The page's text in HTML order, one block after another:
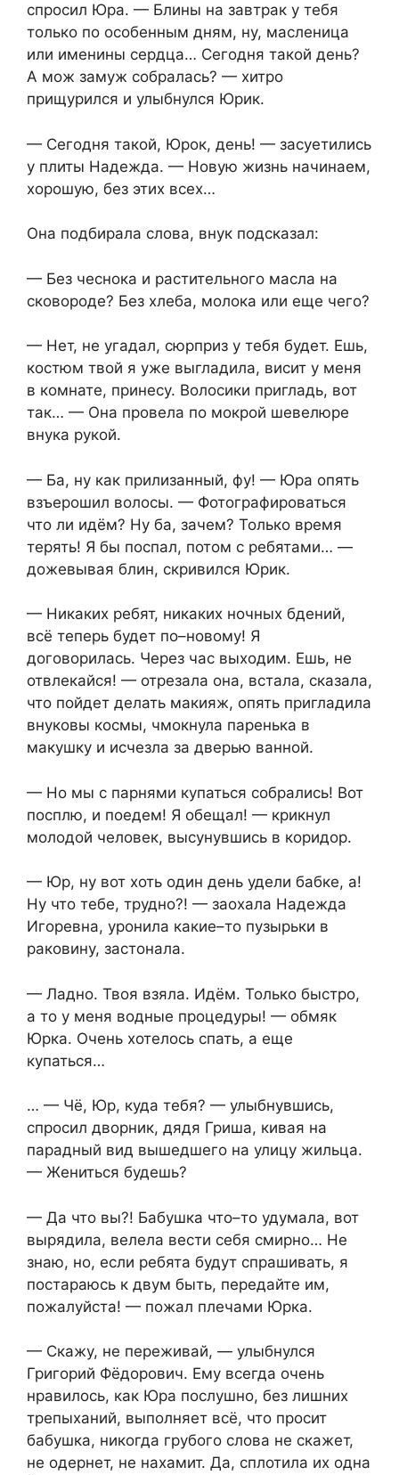
спросил Юра. — Блины на завтрак у тебя
только по особенным дням, ну, масленица
или именины сердца… Сегодня такой день?
А мож замуж собралась? — хитро
прищурился и улыбнулся Юрик.
— Сегодня такой, Юрок, день! — засуетились
у плиты Надежда. — Новую жизнь начинаем,
хорошую, без этих всех…
Она подбирала слова, внук подсказал:
— Без чеснока и растительного масла на
сковороде? Без хлеба, молока или еще чего?
— Нет, не угадал, сюрприз у тебя будет. Ешь,
костюм твой я уже выгладила, висит у меня
в комнате, принесу. Волосики пригладь, вот
так… — Она провела по мокрой шевелюре
внука рукой.
— Ба, ну как прилизанный, фу! — Юра опять
взъерошил волосы. — Фотографироваться
что ли идём? Ну ба, зачем? Только время
терять! Я бы поспал, потом с ребятами… —
дожевывая блин, скривился Юрик.
— Никаких ребят, никаких ночных бдений,
всё теперь будет по–новому! Я
договорилась. Через час выходим. Ешь, не
отвлекайся! — отрезала она, встала, сказала,
что пойдет делать макияж, опять пригладила
внуковы космы, чмокнула паренька в
макушку и исчезла за дверью ванной.
— Но мы с парнями купаться собрались! Вот
посплю, и поедем! Я обещал! — крикнул
молодой человек, высунувшись в коридор.
— Юр, ну вот хоть один день удели бабке, а!
Ну что тебе, трудно?! — заохала Надежда
Игоревна, уронила какие–то пузырьки в
раковину, застонала.
— Ладно. Твоя взяла. Идём. Только быстро,
а то у меня водные процедуры! — обмяк
Юрка. Очень хотелось спать, а еще
купаться…
… — Чё, Юр, куда тебя? — улыбнувшись,
спросил дворник, дядя Гриша, кивая на
парадный вид вышедшего на улицу жильца.
— Жениться будешь?
— Да что вы?! Бабушка что–то удумала, вот
вырядила, велела вести себя смирно… Не
знаю, но, если ребята будут спрашивать, я
постараюсь к двум быть, передайте им,
пожалуйста! — пожал плечами Юрка.
— Скажу, не переживай, — улыбнулся
Григорий Фёдорович. Ему всегда очень
нравилось, как Юра послушно, без лишних
трепыханий, выполняет всё, что просит
бабушка, никогда грубого слова не скажет,
не одернет, не нахамит. Да, сплотила их одна